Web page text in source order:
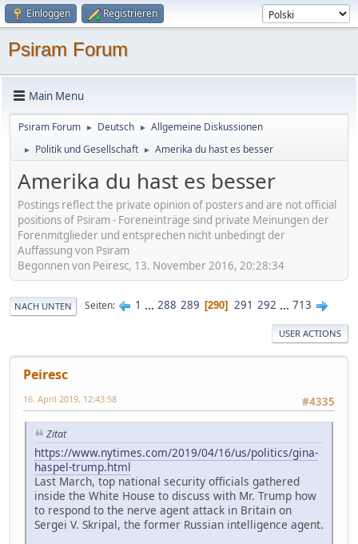
Einloggen Registrieren
Psiram Forum
Main Menu
Psiram Forum ► Deutsch ► Allgemeine Diskussionen
► Politik und Gesellschaft ► Amerika du hast es besser
Amerika du hast es besser
Postings reflect the private opinion of posters and are not official
positions of Psiram - Foreneinträge sind private Meinungen der
Forenmitglieder und entsprechen nicht unbedingt der
Auffassung von Psiram
Begonnen von Peiresc, 13. November 2016, 20:28:34
NACH UNTEN Seiten 1 ... 288 289 290 291 292 ... 713
USER ACTIONS
Peiresc
#4335
16. April 2019, 12:43:58
Zitat
https://www.nytimes.com/2019/04/16/us/politics/gina-
haspel-trump.html
Last March, top national security officials gathered
inside the White House to discuss with Mr. Trump how
to respond to the nerve agent attack in Britain on
Sergei V. Skripal, the former Russian intelligence agent.